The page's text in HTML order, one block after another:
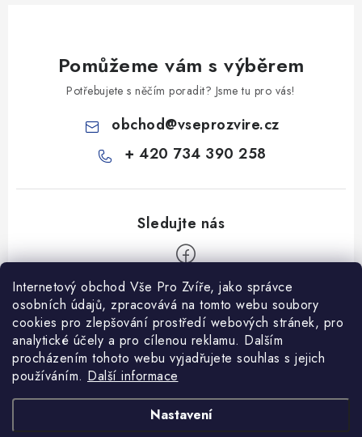
Internetový obchod Vše Pro Zvíře, jako správce
osobních údajů, zpracovává na tomto webu soubory
cookies pro zlepšování prostředí webových stránek, pro
analytické účely a pro cílenou reklamu. Dalším
procházením tohoto webu vyjadřujete souhlas s jejich
používáním. Další informace
Nastavení
Pomůžeme vám s výběrem
Potřebujete s něčím poradit? Jsme tu pro vás!
obchod@vseprozvire.cz
+ 420 734 390 258
Informace pro Vás
Ceník dopravy
Kontakty
Obchodní podmínky
Heuréka recenze